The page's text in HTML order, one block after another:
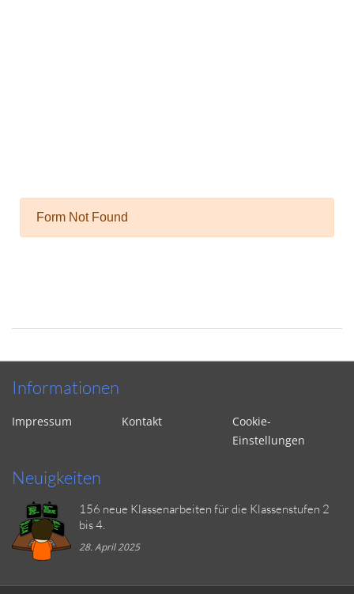
Informationen
Impressum Kontakt
Cookie-
Einstellungen
Neuigkeiten
156 neue Klassenarbeiten für die Klassenstufen 2
bis 4.
28. April 2025